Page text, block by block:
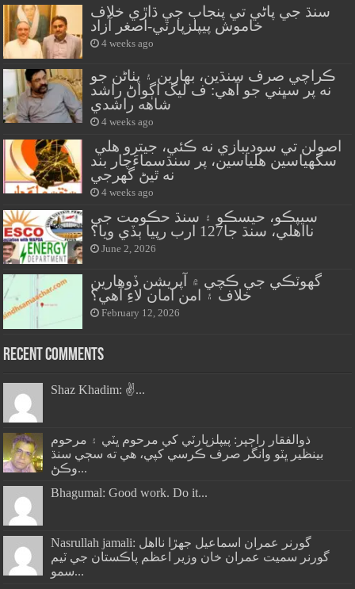
سنڌ جي پاڻي تي پنجاب جي ڌاڙي خلاف
خاموش پيپلزپارٽي-اصغر آزاد
4 weeks ago
ڪراچي صرف سنڌين، بهارين ۽ پٺاڻن جو
نه پر سڀني جو آهي: ف ليگ اڳواڻ راشد
شاهه راشدي
4 weeks ago
سگهياسين هلياسين، پر سنڌسماءَچار بند
نه ٿيڻ گهرجي
4 weeks ago
سيپڪو، حيسڪو ۽ سنڌ حڪومت جي
نااهلي، سنڌ جا127 ارب رپيا ٻڏي ويا؟
June 2, 2026
گهوٽڪي جي ڪچي ۾ آپريشن ڏوهارين
خلاف ۽ امن امان لاءِ آهي؟
February 12, 2026
Recent Comments
Shaz Khadim: ✌️...
ذوالفقار راڄپر: پيپلزپارٽي کي مرحوم ڀٽي ۽ مرحوم
بينظير ڀٽو وانگر صرف ڪرسي کپي، هي ته سڄي سنڌ
وڪڻ...
Bhagumal: Good work. Do it...
Nasrullah jamali: گورنر عمران اسماعيل جھڙا نااهل
گورنر سميت عمران خان وزير اعظم پاڪستان جي ٽيم
سمو...